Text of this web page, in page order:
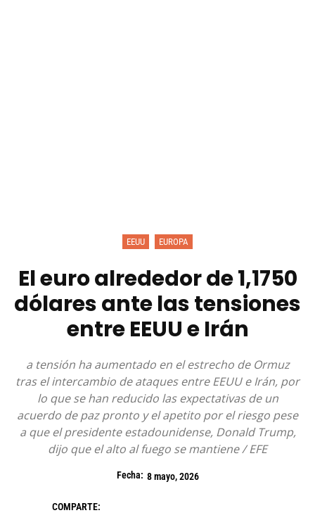
EEUU EUROPA
El euro alrededor de 1,1750
dólares ante las tensiones
entre EEUU e Irán
a tensión ha aumentado en el estrecho de Ormuz
tras el intercambio de ataques entre EEUU e Irán, por
lo que se han reducido las expectativas de un
acuerdo de paz pronto y el apetito por el riesgo pese
a que el presidente estadounidense, Donald Trump,
dijo que el alto al fuego se mantiene / EFE
Fecha: 8 mayo, 2026
COMPARTE: